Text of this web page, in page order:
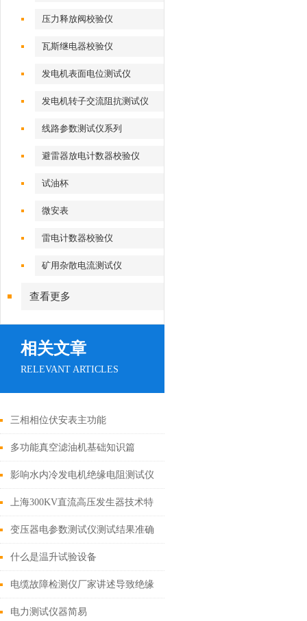
压力释放阀校验仪
瓦斯继电器校验仪
发电机表面电位测试仪
发电机转子交流阻抗测试仪
线路参数测试仪系列
避雷器放电计数器校验仪
试油杯
微安表
雷电计数器校验仪
矿用杂散电流测试仪
查看更多
相关文章
RELEVANT ARTICLES
三相相位伏安表主功能
多功能真空滤油机基础知识篇
影响水内冷发电机绝缘电阻测试仪
测试因素
上海300KV直流高压发生器技术特
点注意事项
变压器电参数测试仪测试结果准确
率达100%
什么是温升试验设备
电缆故障检测仪厂家讲述导致绝缘
降低多种情况
电力测试仪器简易